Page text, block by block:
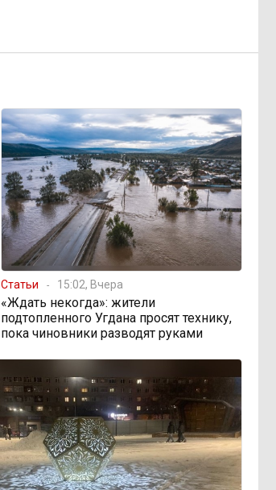
Статьи 15:02, Вчера
«Ждать некогда»: жители
подтопленного Угдана просят технику,
пока чиновники разводят руками